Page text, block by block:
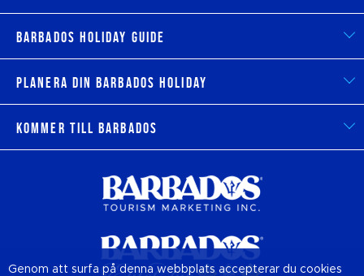
Barbados Holiday Guide
Planera din Barbados Holiday
Kommer till Barbados
Genom att surfa på denna webbplats accepterar du cookies